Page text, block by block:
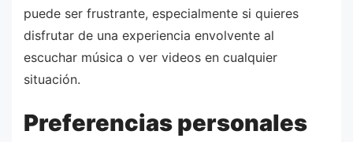
puede ser frustrante, especialmente si quieres
disfrutar de una experiencia envolvente al
escuchar música o ver videos en cualquier
situación.
Preferencias personales